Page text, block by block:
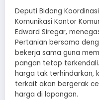
Deputi Bidang
Komunikasi Kantor
Edward Siregar,
Pertanian bersama
bekerja sama guna
pangan tetap
harga tak terhindarkan,
terkait akan bergerak
harga di lapangan.